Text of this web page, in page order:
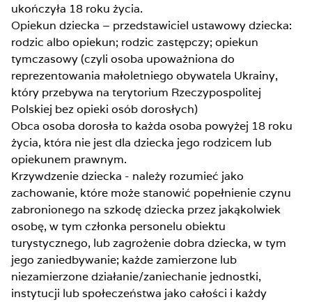
ukończyła 18 roku życia.
Opiekun dziecka – przedstawiciel ustawowy dziecka:
rodzic albo opiekun; rodzic zastępczy; opiekun
tymczasowy (czyli osoba upoważniona do
reprezentowania małoletniego obywatela Ukrainy,
który przebywa na terytorium Rzeczypospolitej
Polskiej bez opieki osób dorosłych)
Obca osoba dorosła to każda osoba powyżej 18 roku
życia, która nie jest dla dziecka jego rodzicem lub
opiekunem prawnym.
Krzywdzenie dziecka - należy rozumieć jako
zachowanie, które może stanowić popełnienie czynu
zabronionego na szkodę dziecka przez jakąkolwiek
osobę, w tym członka personelu obiektu
turystycznego, lub zagrożenie dobra dziecka, w tym
jego zaniedbywanie; każde zamierzone lub
niezamierzone działanie/zaniechanie jednostki,
instytucji lub społeczeństwa jako całości i każdy